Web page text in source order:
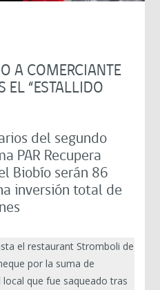
A COMERCIANTE
EL “ESTALLIDO
del segundo
PAR Recupera
Biobío serán 86
inversión total de
el restaurant Stromboli de
por la suma de
que fue saqueado tras